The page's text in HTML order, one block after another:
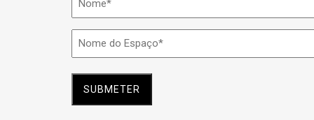
Nome
do